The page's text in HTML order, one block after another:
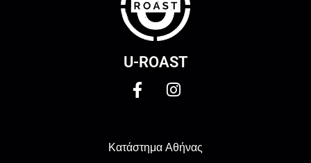
U-ROAST
Κατάστημα Αθήνας